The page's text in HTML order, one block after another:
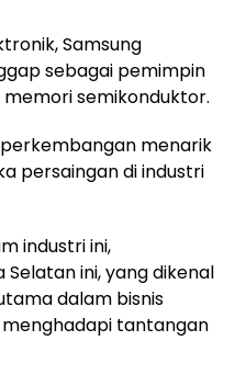
Samsung
sebagai pemimpin
semikonduktor.
menarik
persaingan di industri
industri ini,
ini, yang dikenal
dalam bisnis
tantangan